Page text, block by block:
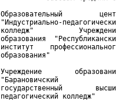
Образовательный
"Индустриально-
колледж"
образования
институт
образования"
Учреждение
"Барановичский
государственный
педагогический колледж"